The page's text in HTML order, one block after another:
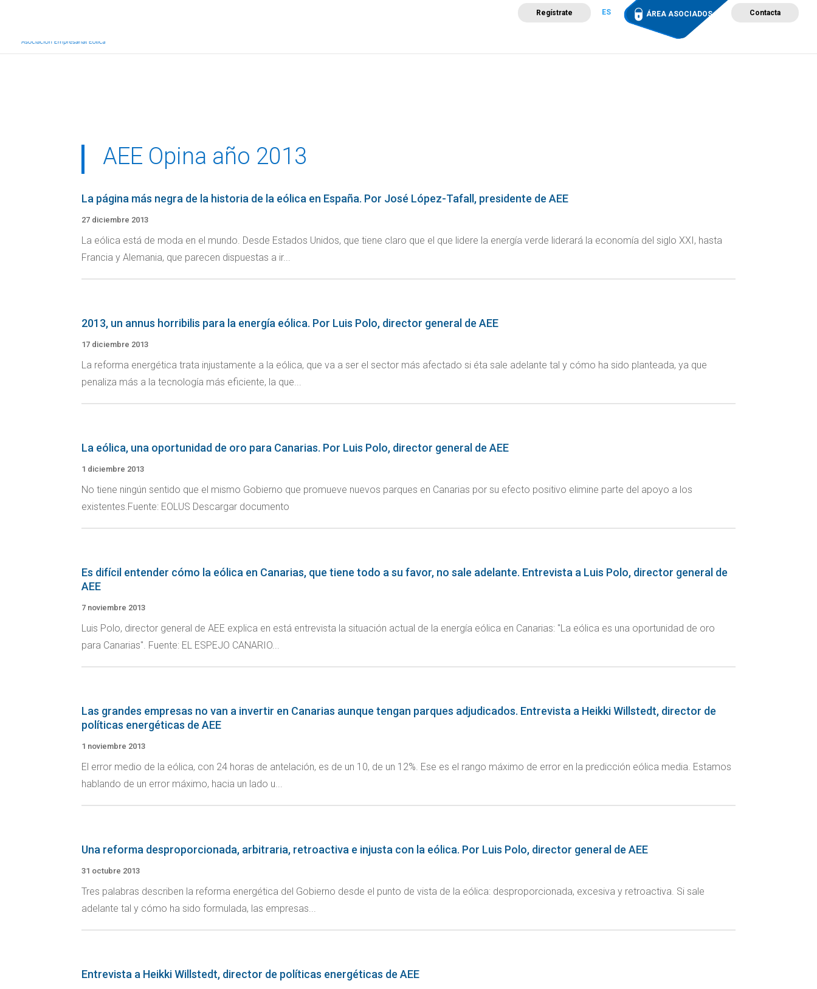
Regístrate ES ÁREA ASOCIADOS Contacta
Campus de Formación
AEE Opina año 2013
La página más negra de la historia de la eólica en España. Por José López-Tafall, presidente de AEE
27 diciembre 2013
La eólica está de moda en el mundo. Desde Estados Unidos, que tiene claro que el que lidere la energía verde liderará la economía del siglo XXI, hasta
Francia y Alemania, que parecen dispuestas a ir...
2013, un annus horribilis para la energía eólica. Por Luis Polo, director general de AEE
17 diciembre 2013
La reforma energética trata injustamente a la eólica, que va a ser el sector más afectado si éta sale adelante tal y cómo ha sido planteada, ya que
penaliza más a la tecnología más eficiente, la que...
La eólica, una oportunidad de oro para Canarias. Por Luis Polo, director general de AEE
1 diciembre 2013
No tiene ningún sentido que el mismo Gobierno que promueve nuevos parques en Canarias por su efecto positivo elimine parte del apoyo a los
existentes.Fuente: EOLUS Descargar documento
Es difícil entender cómo la eólica en Canarias, que tiene todo a su favor, no sale adelante. Entrevista a Luis Polo, director general de
AEE
7 noviembre 2013
Luis Polo, director general de AEE explica en está entrevista la situación actual de la energía eólica en Canarias: "La eólica es una oportunidad de oro
para Canarias". Fuente: EL ESPEJO CANARIO...
Las grandes empresas no van a invertir en Canarias aunque tengan parques adjudicados. Entrevista a Heikki Willstedt, director de
políticas energéticas de AEE
1 noviembre 2013
El error medio de la eólica, con 24 horas de antelación, es de un 10, de un 12%. Ese es el rango máximo de error en la predicción eólica media. Estamos
hablando de un error máximo, hacia un lado u...
Una reforma desproporcionada, arbitraria, retroactiva e injusta con la eólica. Por Luis Polo, director general de AEE
31 octubre 2013
Tres palabras describen la reforma energética del Gobierno desde el punto de vista de la eólica: desproporcionada, excesiva y retroactiva. Si sale
adelante tal y cómo ha sido formulada, las empresas...
Entrevista a Heikki Willstedt, director de políticas energéticas de AEE